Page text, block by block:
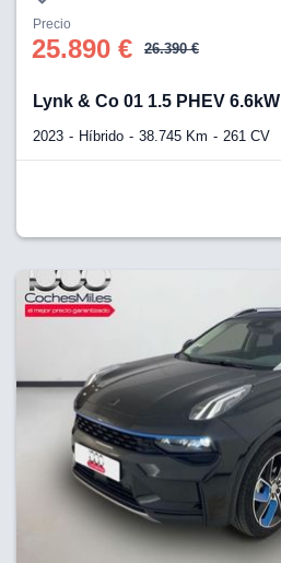
Precio
25.890 € 26.390 €
Lynk & Co 01 1.5 PHEV 6.6kW
2023 Híbrido 38.745 Km 261 CV